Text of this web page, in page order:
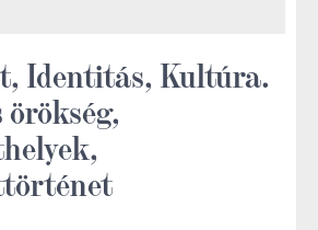
Identitás, Kultúra.